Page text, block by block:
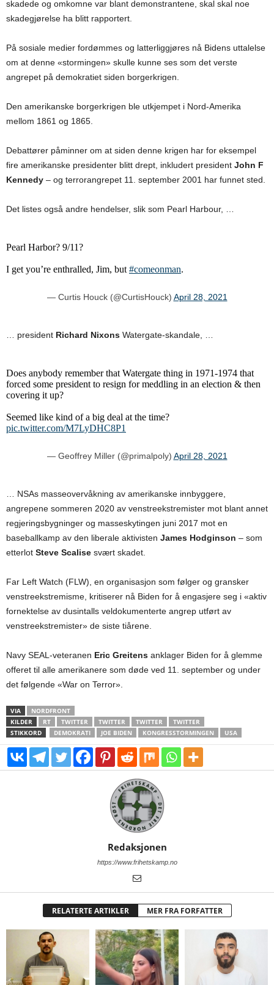
skadede og omkomne var blant demonstrantene, skal skal noe
skadegjørelse ha blitt rapportert.
På sosiale medier fordømmes og latterliggjøres nå Bidens uttalelse
om at denne «stormingen» skulle kunne ses som det verste
angrepet på demokratiet siden borgerkrigen.
Den amerikanske borgerkrigen ble utkjempet i Nord-Amerika
mellom 1861 og 1865.
Debattører påminner om at siden denne krigen har for eksempel
fire amerikanske presidenter blitt drept, inkludert president John F
Kennedy – og terrorangrepet 11. september 2001 har funnet sted.
Det listes også andre hendelser, slik som Pearl Harbour, …
Pearl Harbor? 9/11?
I get you’re enthralled, Jim, but #comeonman.
— Curtis Houck (@CurtisHouck) April 28, 2021
… president Richard Nixons Watergate-skandale, …
Does anybody remember that Watergate thing in 1971-1974 that
forced some president to resign for meddling in an election & then
covering it up?
Seemed like kind of a big deal at the time?
pic.twitter.com/M7LyDHC8P1
— Geoffrey Miller (@primalpoly) April 28, 2021
… NSAs masseovervåkning av amerikanske innbyggere,
angrepene sommeren 2020 av venstreekstremister mot blant annet
regjeringsbygninger og masseskytingen juni 2017 mot en
baseballkamp av den liberale aktivisten James Hodginson – som
etterlot Steve Scalise svært skadet.
Far Left Watch (FLW), en organisasjon som følger og gransker
venstreekstremisme, kritiserer nå Biden for å engasjere seg i «aktiv
fornektelse av dusintalls veldokumenterte angrep utført av
venstreekstremister» de siste tiårene.
Navy SEAL-veteranen Eric Greitens anklager Biden for å glemme
offeret til alle amerikanere som døde ved 11. september og under
det følgende «War on Terror».
VIA
NORDFRONT
KILDER
RT TWITTER TWITTER TWITTER
TWITTER
STIKKORD
DEMOKRATI JOE BIDEN KONGRESSTORMINGEN USA
Redaksjonen
https://www.frihetskamp.no
RELATERTE ARTIKLER MER FRA FORFATTER